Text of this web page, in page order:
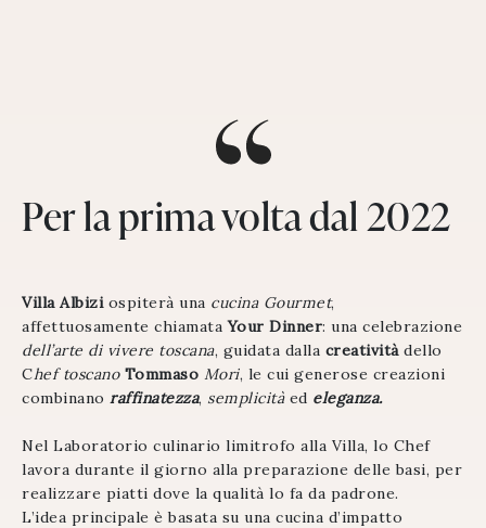
Per la prima volta dal 2022
Villa Albiziospiterà una cucina Gourmet,
affettuosamente chiamataYour Dinner: una celebrazione
dell’arte di vivere toscana, guidata dalla creativitàdello
Chef toscano Tommaso Mori, le cui generose creazioni
combinano raffinatezza, semplicitàed eleganza.
Nel Laboratorio culinario limitrofo alla Villa, lo Chef
lavora durante il giorno alla preparazione delle basi, per
realizzare piatti dove la qualità lo fa da padrone.
L’idea principale è basata su una cucina d’impatto